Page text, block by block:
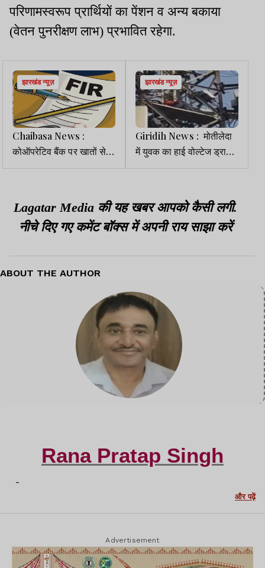
परिणामस्वरूप प्रार्थियों का पेंशन व अन्य बकाया
(वेतन पुनरीक्षण लाभ) प्रभावित रहेगा.
झारखंड न्यूज़
Chaibasa News :
कोऑपरेटिव बैंक पर खातों से
अवैध निकासी का आरोप, कोर्ट
झारखंड न्यूज़
Giridih News : मोतीलेदा
में युवक का हाई वोल्टेज ड्रामा,
प्रेमिका से शादी की जिद में
Lagatar Media की यह खबर आपको कैसी लगी.
नीचे दिए गए कमेंट बॉक्स में अपनी राय साझा करें
ABOUT THE AUTHOR
Rana Pratap Singh
-
और पढ़ें
Advertisement